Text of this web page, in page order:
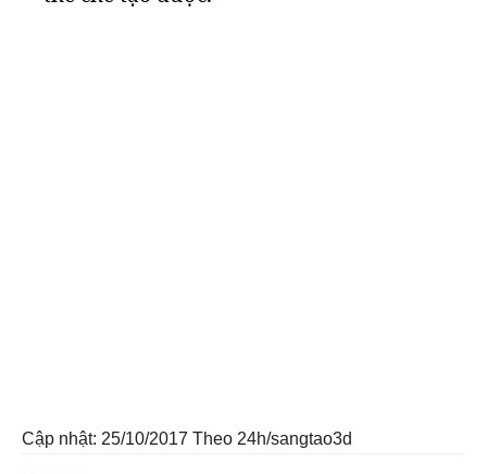
Cập nhật: 25/10/2017 Theo 24h/sangtao3d